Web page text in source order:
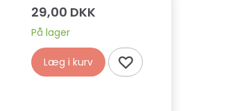
29,00 DKK
På lager
Læg i kurv